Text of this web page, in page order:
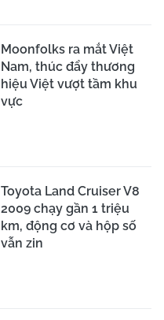
Moonfolks ra mắt Việt
Nam, thúc đẩy thương
hiệu Việt vượt tầm khu
vực
Toyota Land Cruiser V8
2009 chạy gần 1 triệu
km, động cơ và hộp số
vẫn zin